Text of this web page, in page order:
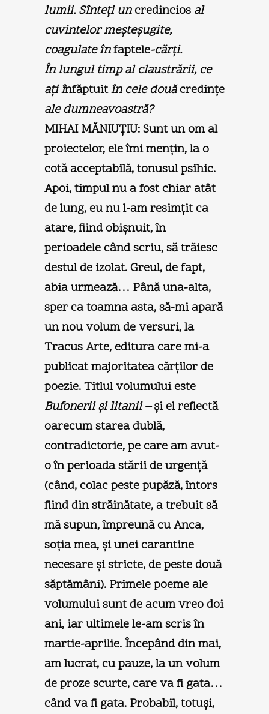
lumii. Sînteţi uncredincios al
cuvintelor meşteşugite,
coagulate înfaptele-cărţi.
În lungul timp al claustrării, ce
aţi înfăptuitîn cele douăcredinţe
ale dumneavoastră?
MIHAI MĂNIUŢIU:Sunt un om al
proiectelor, ele îmi menţin, la o
cotă acceptabilă, tonusul psihic.
Apoi, timpul nu a fost chiar atât
de lung, eu nu l-am resimţit ca
atare, fiind obişnuit, în
perioadele când scriu, să trăiesc
destul de izolat. Greul, de fapt,
abia urmează… Până una-alta,
sper ca toamna asta, să-mi apară
un nou volum de versuri, la
Tracus Arte, editura care mi-a
publicat majoritatea cărţilor de
poezie. Titlul volumului este
Bufonerii şi litanii –şi el reflectă
oarecum starea dublă,
contradictorie, pe care am avut-
o în perioada stării de urgenţă
(când, colac peste pupăză, întors
fiind din străinătate, a trebuit să
mă supun, împreună cu Anca,
soţia mea, şi unei carantine
necesare şi stricte, de peste două
săptămâni). Primele poeme ale
volumului sunt de acum vreo doi
ani, iar ultimele le-am scris în
martie-aprilie. Începând din mai,
am lucrat, cu pauze, la un volum
de proze scurte, care va fi gata…
când va fi gata. Probabil, totuşi,